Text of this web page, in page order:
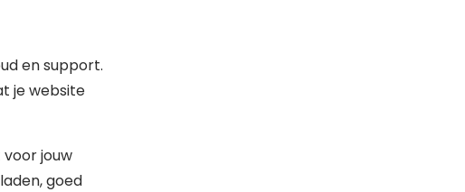
en support.
je website
jouw
goed